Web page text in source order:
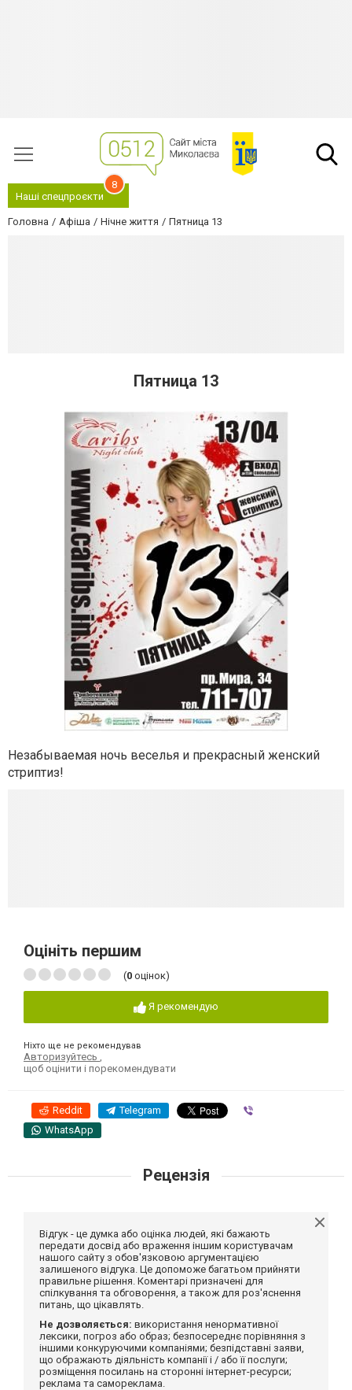
Наші спецпроєкти
8
Головна Афіша Нічне життя Пятница 13
Пятница 13
Незабываемая ночь веселья и прекрасный женский
стриптиз!
Оцініть першим
(0 оцінок)
Я рекомендую
Ніхто ще не рекомендував
Авторизуйтесь
щоб оцінити і порекомендувати
Reddit Telegram
WhatsApp
Рецензія
Відгук - це думка або оцінка людей, які бажають
передати досвід або враження іншим користувачам
нашого сайту з обов'язковою аргументацією
залишеного відгука. Це допоможе багатьом прийняти
правильне рішення. Коментарі призначені для
спілкування та обговорення, а також для роз'яснення
питань, що цікавлять.
Не дозволяється: використання ненормативної
лексики, погроз або образ; безпосереднє порівняння з
іншими конкуруючими компаніями; безпідставні заяви,
що ображають діяльність компанії і / або її послуги;
розміщення посилань на сторонні інтернет-ресурси;
реклама та самореклама.